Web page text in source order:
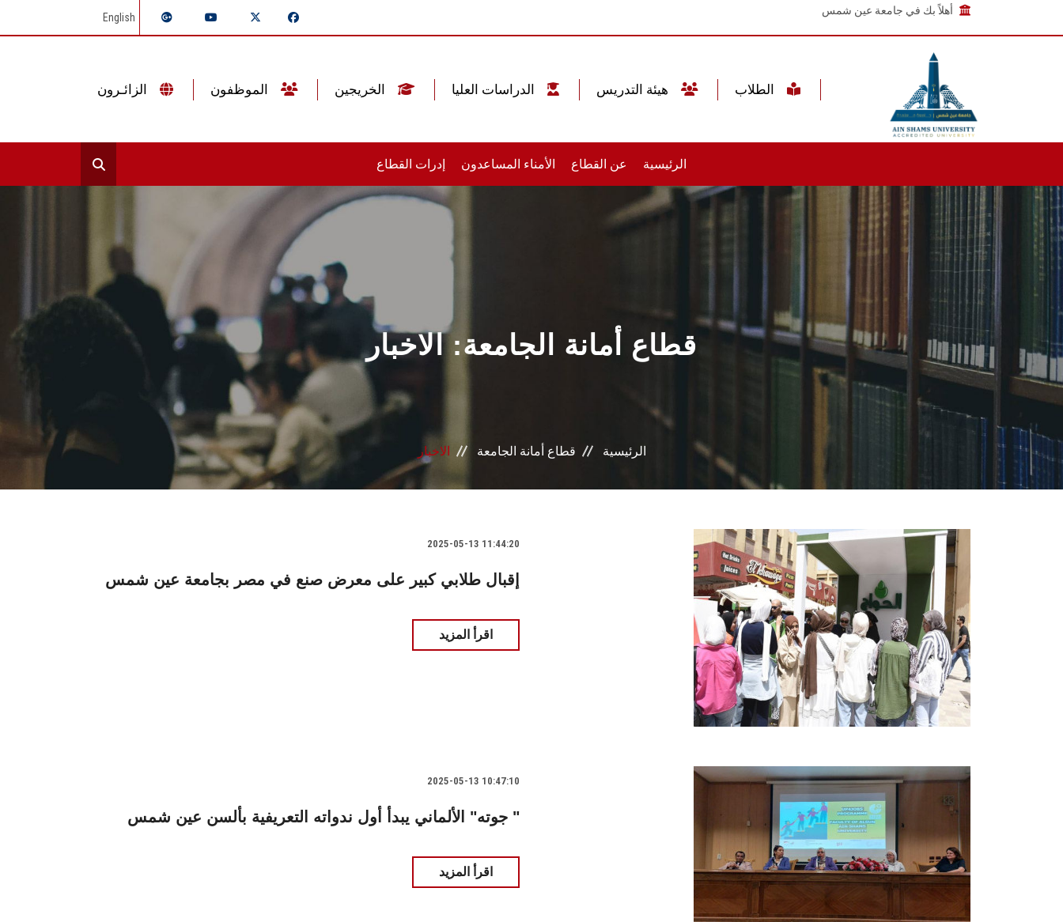
أهلاً بك في جامعة عين شمس
English
الرئيسية عن القطاع الأمناء المساعدون إدرات القطاع
قطاع أمانة الجامعة: الاخبار
الرئيسية قطاع أمانة الجامعة الاخبار
2025-05-13 11:44:20
إقبال طلابي كبير على معرض صنع في مصر بجامعة عين شمس
اقرأ المزيد
2025-05-13 10:47:10
جوته" الألماني يبدأ أول ندواته التعريفية بألسن عين شمس "
اقرأ المزيد